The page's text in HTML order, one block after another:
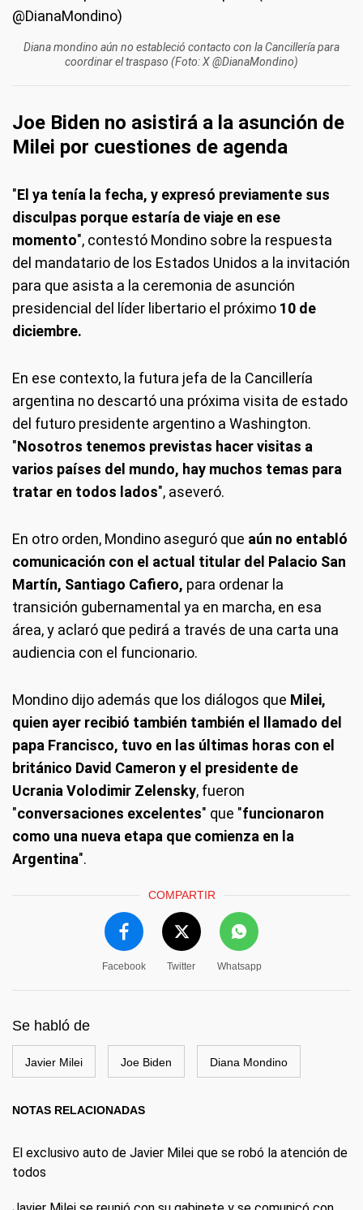
Diana mondino aún no estableció contacto con la Cancillería para
coordinar el traspaso (Foto: X @DianaMondino)
Joe Biden no asistirá a la asunción de
Milei por cuestiones de agenda
"El ya tenía la fecha, y expresó previamente sus
disculpas porque estaría de viaje en ese
momento", contestó Mondino sobre la respuesta
del mandatario de los Estados Unidos a la invitación
para que asista a la ceremonia de asunción
presidencial del líder libertario el próximo 10 de
diciembre.
En ese contexto, la futura jefa de la Cancillería
argentina no descartó una próxima visita de estado
del futuro presidente argentino a Washington.
"Nosotros tenemos previstas hacer visitas a
varios países del mundo, hay muchos temas para
tratar en todos lados", aseveró.
En otro orden, Mondino aseguró que aún no entabló
comunicación con el actual titular del Palacio San
Martín, Santiago Cafiero, para ordenar la
transición gubernamental ya en marcha, en esa
área, y aclaró que pedirá a través de una carta una
audiencia con el funcionario.
Mondino dijo además que los diálogos que Milei,
quien ayer recibió también también el llamado del
papa Francisco, tuvo en las últimas horas con el
británico David Cameron y el presidente de
Ucrania Volodimir Zelensky, fueron
"conversaciones excelentes" que "funcionaron
como una nueva etapa que comienza en la
Argentina".
COMPARTIR
Facebook Twitter Whatsapp
Se habló de
Javier Milei Joe Biden Diana Mondino
NOTAS RELACIONADAS
El exclusivo auto de Javier Milei que se robó la atención de
todos